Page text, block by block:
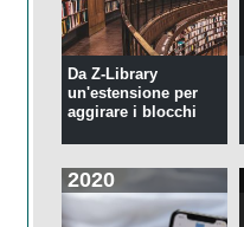
Da Z-Library
un'estensione per
aggirare i blocchi
2020